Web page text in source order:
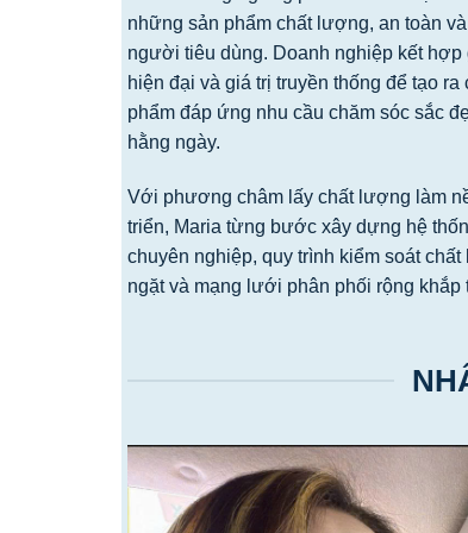
những sản phẩm chất lượng, an toàn
người tiêu dùng. Doanh nghiệp kết
hiện đại và giá trị truyền thống để tạo ra
phẩm đáp ứng nhu cầu chăm sóc sắc
hằng ngày.
Với phương châm lấy chất lượng làm
triển, Maria từng bước xây dựng hệ
chuyên nghiệp, quy trình kiểm soát
ngặt và mạng lưới phân phối rộng khắp